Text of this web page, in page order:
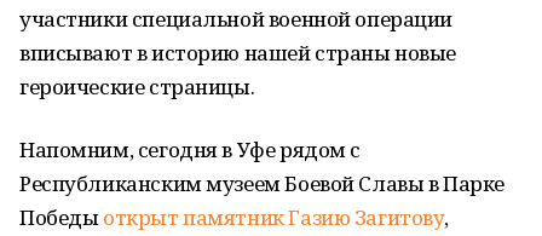
участники специальной военной операции
вписывают в историю нашей страны новые
героические страницы.
Напомним, сегодня в Уфе рядом с
Республиканским музеем Боевой Славы в Парке
Победыоткрыт памятник Газию Загитову,